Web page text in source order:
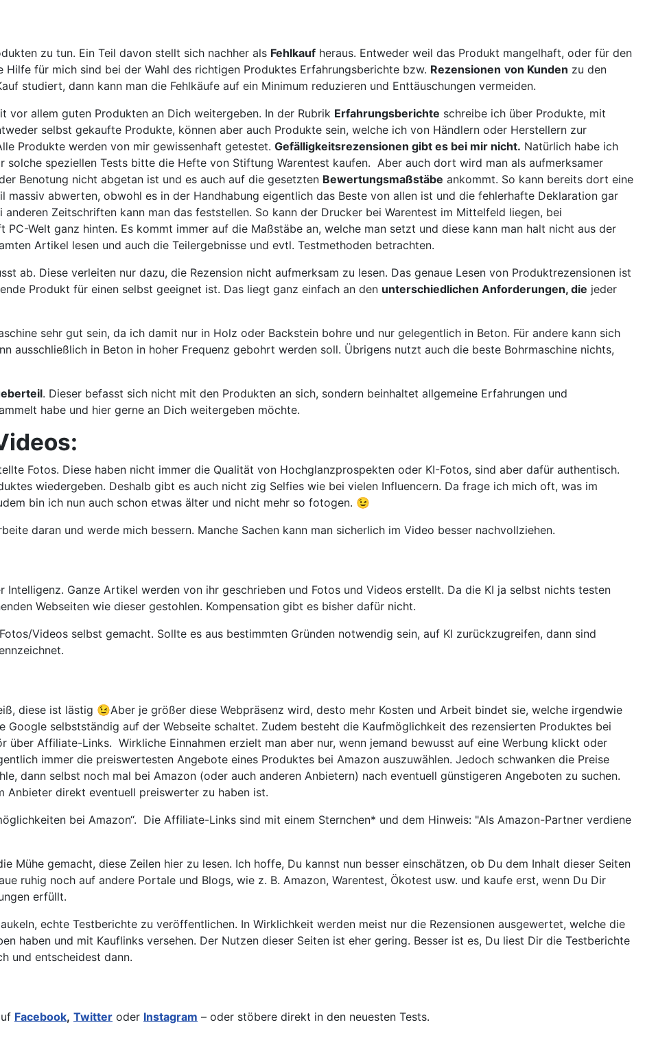
zu tun. Ein Teil davon stellt sich nachher als Fehlkauf heraus. Entweder weil das Produkt mangelhaft, oder für den
für mich sind bei der Wahl des richtigen Produktes Erfahrungsberichte bzw. Rezensionen von Kunden zu den
studiert, dann kann man die Fehlkäufe auf ein Minimum reduzieren und Enttäuschungen vermeiden.
vor allem guten Produkten an Dich weitergeben. In der Rubrik Erfahrungsberichte schreibe ich über Produkte, mit
selbst gekaufte Produkte, können aber auch Produkte sein, welche ich von Händlern oder Herstellern zur
Produkte werden von mir gewissenhaft getestet. Gefälligkeitsrezensionen gibt es bei mir nicht. Natürlich habe ich
solche speziellen Tests bitte die Hefte von Stiftung Warentest kaufen. Aber auch dort wird man als aufmerksamer
Benotung nicht abgetan ist und es auch auf die gesetzten Bewertungsmaßstäbe ankommt. So kann bereits dort eine
abwerten, obwohl es in der Handhabung eigentlich das Beste von allen ist und die fehlerhafte Deklaration gar
Zeitschriften kann man das feststellen. So kann der Drucker bei Warentest im Mittelfeld liegen, bei
Welt ganz hinten. Es kommt immer auf die Maßstäbe an, welche man setzt und diese kann man halt nicht aus der
Artikel lesen und auch die Teilergebnisse und evtl. Testmethoden betrachten.
ab. Diese verleiten nur dazu, die Rezension nicht aufmerksam zu lesen. Das genaue Lesen von Produktrezensionen ist
Produkt für einen selbst geeignet ist. Das liegt ganz einfach an den unterschiedlichen Anforderungen, die jeder
sehr gut sein, da ich damit nur in Holz oder Backstein bohre und nur gelegentlich in Beton. Für andere kann sich
ausschließlich in Beton in hoher Frequenz gebohrt werden soll. Übrigens nutzt auch die beste Bohrmaschine nichts,
. Dieser befasst sich nicht mit den Produkten an sich, sondern beinhaltet allgemeine Erfahrungen und
habe und hier gerne an Dich weitergeben möchte.
Fotos. Diese haben nicht immer die Qualität von Hochglanzprospekten oder KI-Fotos, sind aber dafür authentisch.
wiedergeben. Deshalb gibt es auch nicht zig Selfies wie bei vielen Influencern. Da frage ich mich oft, was im
bin ich nun auch schon etwas älter und nicht mehr so fotogen. 😉
daran und werde mich bessern. Manche Sachen kann man sicherlich im Video besser nachvollziehen.
Intelligenz. Ganze Artikel werden von ihr geschrieben und Fotos und Videos erstellt. Da die KI ja selbst nichts testen
Webseiten wie dieser gestohlen. Kompensation gibt es bisher dafür nicht.
Videos selbst gemacht. Sollte es aus bestimmten Gründen notwendig sein, auf KI zurückzugreifen, dann sind
diese ist lästig 😉Aber je größer diese Webpräsenz wird, desto mehr Kosten und Arbeit bindet sie, welche irgendwie
Google selbstständig auf der Webseite schaltet. Zudem besteht die Kaufmöglichkeit des rezensierten Produktes bei
über Affiliate-Links. Wirkliche Einnahmen erzielt man aber nur, wenn jemand bewusst auf eine Werbung klickt oder
immer die preiswertesten Angebote eines Produktes bei Amazon auszuwählen. Jedoch schwanken die Preise
dann selbst noch mal bei Amazon (oder auch anderen Anbietern) nach eventuell günstigeren Angeboten zu suchen.
direkt eventuell preiswerter zu haben ist.
bei Amazon“. Die Affiliate-Links sind mit einem Sternchen* und dem Hinweis: "Als Amazon-Partner verdiene
Mühe gemacht, diese Zeilen hier zu lesen. Ich hoffe, Du kannst nun besser einschätzen, ob Du dem Inhalt dieser Seiten
ruhig noch auf andere Portale und Blogs, wie z. B. Amazon, Warentest, Ökotest usw. und kaufe erst, wenn Du Dir
erfüllt.
echte Testberichte zu veröffentlichen. In Wirklichkeit werden meist nur die Rezensionen ausgewertet, welche die
haben und mit Kauflinks versehen. Der Nutzen dieser Seiten ist eher gering. Besser ist es, Du liest Dir die Testberichte
und entscheidest dann.
Facebook, Twitter oder Instagram – oder stöbere direkt in den neuesten Tests.